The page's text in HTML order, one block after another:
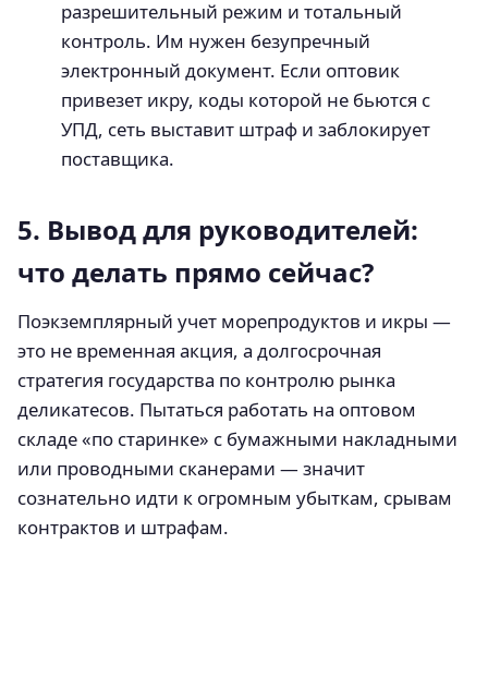
разрешительный режим и тотальный
контроль. Им нужен безупречный
электронный документ. Если оптовик
привезет икру, коды которой не бьются с
УПД, сеть выставит штраф и заблокирует
поставщика.
5. Вывод для руководителей:
что делать прямо сейчас?
Поэкземплярный учет морепродуктов и икры —
это не временная акция, а долгосрочная
стратегия государства по контролю рынка
деликатесов. Пытаться работать на оптовом
складе «по старинке» с бумажными накладными
или проводными сканерами — значит
сознательно идти к огромным убыткам, срывам
контрактов и штрафам.